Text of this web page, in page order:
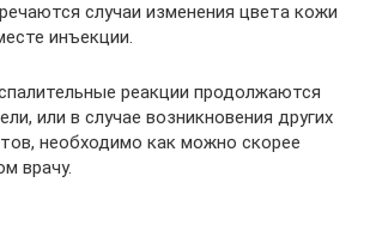
случаи изменения цвета кожи
инъекции.
реакции продолжаются
или в случае возникновения других
необходимо как можно скорее
врачу.